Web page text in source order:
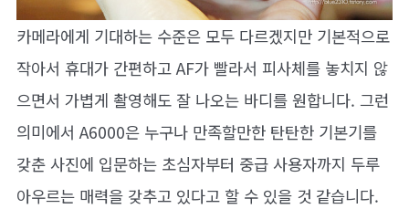
카메라에게 기대하는 수준은 모두 다르겠지만 기본적으로
작아서 휴대가 간편하고 AF가 빨라서 피사체를 놓치지 않
으면서 가볍게 촬영해도 잘 나오는 바디를 원합니다. 그런
의미에서 A6000은 누구나 만족할만한 탄탄한 기본기를
갖춘 사진에 입문하는 초심자부터 중급 사용자까지 두루
아우르는 매력을 갖추고 있다고 할 수 있을 것 같습니다.